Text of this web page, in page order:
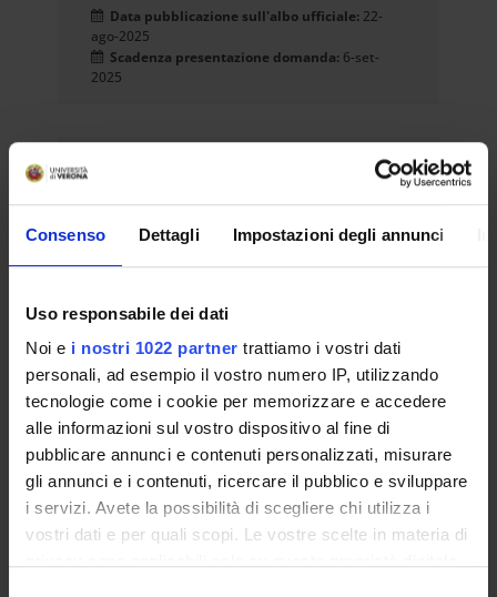
Consenso Dettagli Impostazioni degli annunci
Uso responsabile dei dati
Noi e i nostri 1022 partner trattiamo i vostri dati
personali, ad esempio il vostro numero IP, utilizzando
tecnologie come i cookie per memorizzare e accedere
alle informazioni sul vostro dispositivo al fine di
pubblicare annunci e contenuti personalizzati, misurare
gli annunci e i contenuti, ricercare il pubblico e sviluppare
i servizi. Avete la possibilità di scegliere chi utilizza i
vostri dati e per quali scopi. Le vostre scelte in materia di
Data pubblicazione sull'albo ufficiale: 22-
ago-2025
Scadenza presentazione domanda: 6-set-
2025
G.S.D. 07/AGRI-08 Microbiologia
agraria, alimentare e ambientale -
Cod. 2025po24013
Personale docente
Professore Ordinario
Chiamata Professore Ordinario 2025 -
Data pubblicazione sull'albo ufficiale:20-
ago-2025
Scadenza presentazione domanda: 4-set-
2025